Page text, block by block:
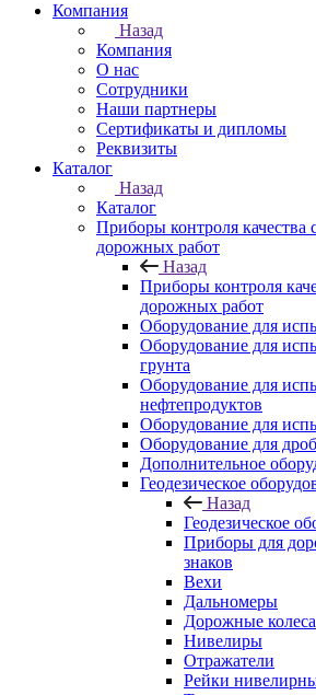
Компания
Назад
Компания
О нас
Сотрудники
Наши партнеры
Сертификаты и дипломы
Реквизиты
Каталог
Назад
Каталог
Приборы контроля качества
дорожных работ
Назад
Приборы контроля
дорожных работ
Оборудование для
Оборудование для
грунта
Оборудование для
нефтепродуктов
Оборудование для
Оборудование для
Дополнительное
Геодезическое
Назад
Геодезическое
Приборы для
знаков
Вехи
Дальномеры
Дорожные колеса
Нивелиры
Отражатели
Рейки